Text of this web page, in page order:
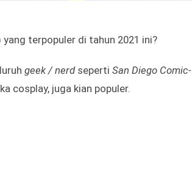
yang terpopuler di tahun 2021 ini?
geek / nerd seperti San Diego Comic-
cosplay, juga kian populer.